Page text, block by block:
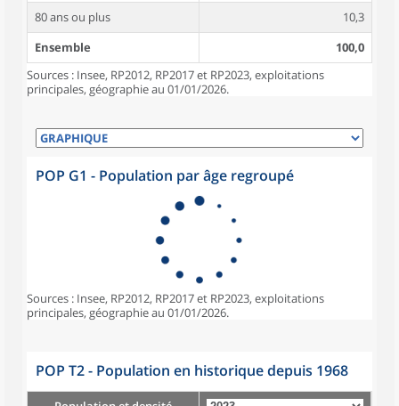
80 ans ou plus
10,3
Ensemble
100,0
Sources : Insee, RP2012, RP2017 et RP2023, exploitations
principales, géographie au 01/01/2026.
POP G1 - Population par âge regroupé
Sources : Insee, RP2012, RP2017 et RP2023, exploitations
principales, géographie au 01/01/2026.
POP T2 - Population en historique depuis 1968